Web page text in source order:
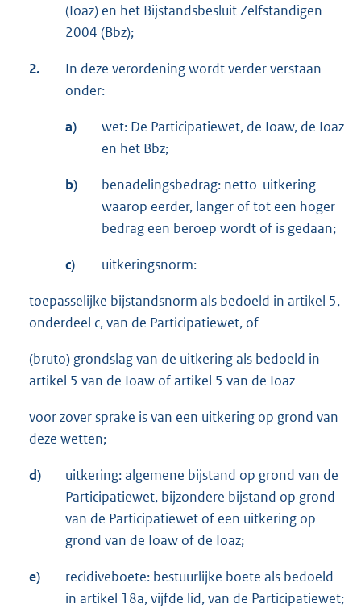
(Ioaz) en het Bijstandsbesluit Zelfstandigen
2004 (Bbz);
2.
In deze verordening wordt verder verstaan
onder:
a)
wet: De Participatiewet, de Ioaw, de Ioaz
en het Bbz;
b)
benadelingsbedrag: netto-uitkering
waarop eerder, langer of tot een hoger
bedrag een beroep wordt of is gedaan;
c) uitkeringsnorm:
toepasselijke bijstandsnorm als bedoeld in artikel 5,
onderdeel c, van de Participatiewet, of
(bruto) grondslag van de uitkering als bedoeld in
artikel 5 van de Ioaw of artikel 5 van de Ioaz
voor zover sprake is van een uitkering op grond van
deze wetten;
d)
uitkering: algemene bijstand op grond van de
Participatiewet, bijzondere bijstand op grond
van de Participatiewet of een uitkering op
grond van de Ioaw of de Ioaz;
e)
recidiveboete: bestuurlijke boete als bedoeld
in artikel 18a, vijfde lid, van de Participatiewet;